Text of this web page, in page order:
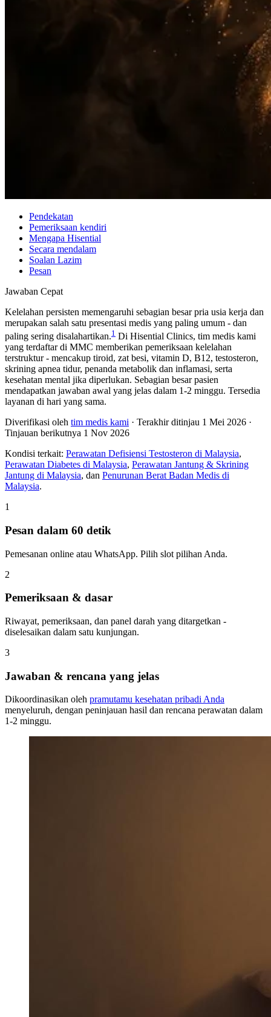
Pendekatan
Pemeriksaan kendiri
Mengapa Hisential
Secara mendalam
Soalan Lazim
Pesan
Jawaban Cepat
Kelelahan persisten memengaruhi sebagian besar pria usia kerja dan
merupakan salah satu presentasi medis yang paling umum - dan
paling sering disalahartikan.1 Di Hisential Clinics, tim medis kami
yang terdaftar di MMC memberikan pemeriksaan kelelahan
terstruktur - mencakup tiroid, zat besi, vitamin D, B12, testosteron,
skrining apnea tidur, penanda metabolik dan inflamasi, serta
kesehatan mental jika diperlukan. Sebagian besar pasien
mendapatkan jawaban awal yang jelas dalam 1-2 minggu. Tersedia
layanan di hari yang sama.
Diverifikasi oleh tim medis kami · Terakhir ditinjau 1 Mei 2026 ·
Tinjauan berikutnya 1 Nov 2026
Kondisi terkait: Perawatan Defisiensi Testosteron di Malaysia,
Perawatan Diabetes di Malaysia, Perawatan Jantung & Skrining
Jantung di Malaysia, dan Penurunan Berat Badan Medis di
Malaysia.
1
Pesan dalam 60 detik
Pemesanan online atau WhatsApp. Pilih slot pilihan Anda.
2
Pemeriksaan & dasar
Riwayat, pemeriksaan, dan panel darah yang ditargetkan -
diselesaikan dalam satu kunjungan.
3
Jawaban & rencana yang jelas
Dikoordinasikan oleh pramutamu kesehatan pribadi Anda
menyeluruh, dengan peninjauan hasil dan rencana perawatan dalam
1-2 minggu.